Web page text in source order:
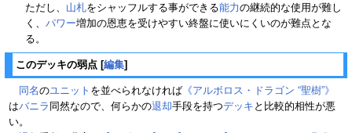
ただし、 山札をシャッフルする事ができる能力の継続的な使用が難し
く、 パワー増加の恩恵を受けやすい終盤に使いにくいのが難点とな
る。
このデッキの弱点 [編集]
同名のユニット を並べられなければ 《アルボロス・ドラゴン “聖樹”》
はバニラ 同然なので、何らかの退却手段を持つデッキ と比較的相性が悪
い。